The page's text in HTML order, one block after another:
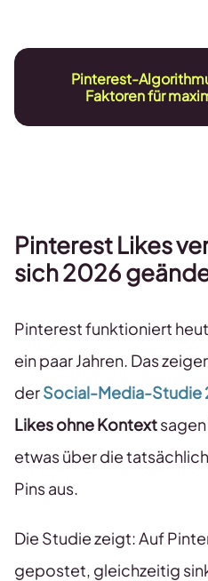
Pinterest-
Faktoren für
Pinterest Likes
sich 2026
Pinterest funktioniert
ein paar Jahren. Das
derSocial-Media-Studie
Likes ohne Kontext
etwas über die
Pins aus.
Die Studie zeigt: Auf
gepostet, gleichzeitig